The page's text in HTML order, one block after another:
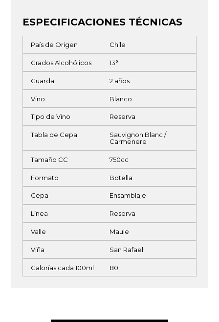
ESPECIFICACIONES TÉCNICAS
País de Origen Chile
Grados Alcohólicos 13°
Guarda 2 años
Vino Blanco
Tipo de Vino Reserva
Tabla de Cepa
Sauvignon Blanc /
Carmenere
Tamaño CC 750cc
Formato Botella
Cepa Ensamblaje
Línea Reserva
Valle Maule
Viña San Rafael
Calorías cada 100ml 80